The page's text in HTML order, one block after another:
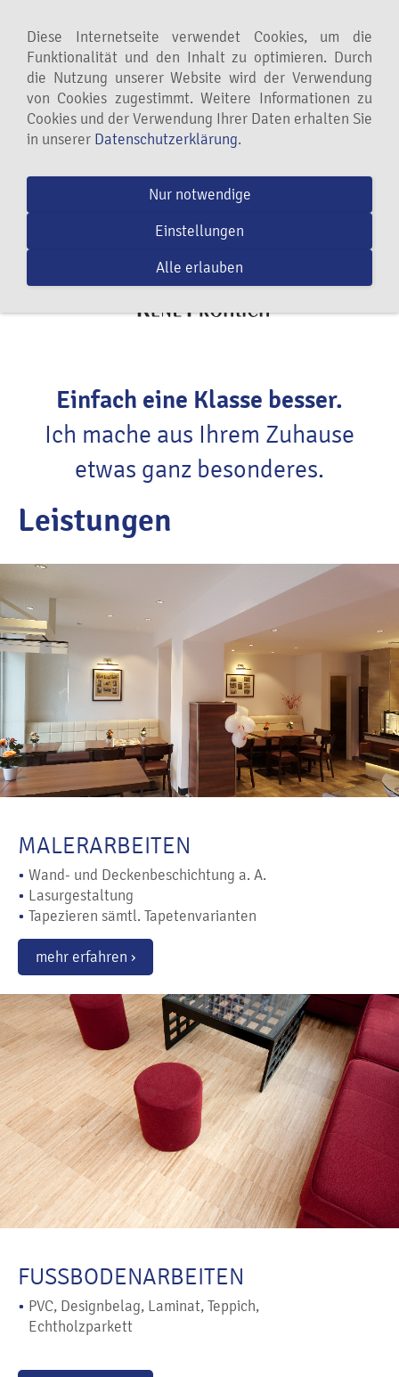
Einfach eine Klasse besser.
Ich mache aus Ihrem Zuhause
etwas ganz besonderes.
Leistungen
MALERARBEITEN
• Wand- und Deckenbeschichtung a. A.
• Lasurgestaltung
• Tapezieren sämtl. Tapetenvarianten
mehr erfahren ›
FUSSBODENARBEITEN
• PVC, Designbelag, Laminat, Teppich,
Echtholzparkett
Diese Internetseite verwendet Cookies, um die
Funktionalität und den Inhalt zu optimieren. Durch
die Nutzung unserer Website wird der Verwendung
von Cookies zugestimmt. Weitere Informationen zu
Cookies und der Verwendung Ihrer Daten erhalten Sie
in unserer Datenschutzerklärung.
Nur notwendige
Einstellungen
Alle erlauben